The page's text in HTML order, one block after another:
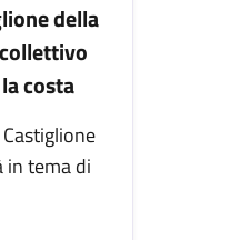
della
costa
in tema di